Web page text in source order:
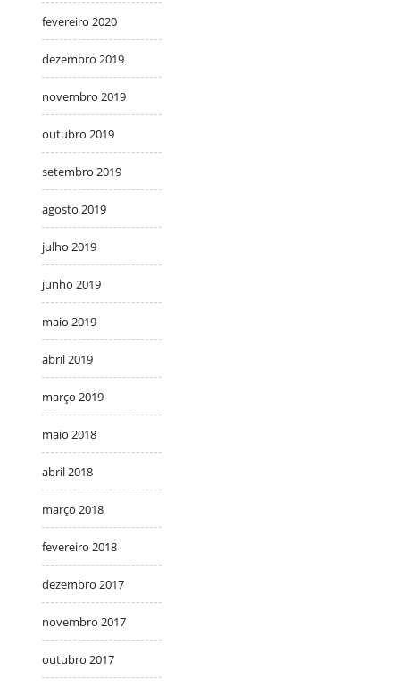
fevereiro 2020
dezembro 2019
novembro 2019
outubro 2019
setembro 2019
agosto 2019
julho 2019
junho 2019
maio 2019
abril 2019
março 2019
maio 2018
abril 2018
março 2018
fevereiro 2018
dezembro 2017
novembro 2017
outubro 2017